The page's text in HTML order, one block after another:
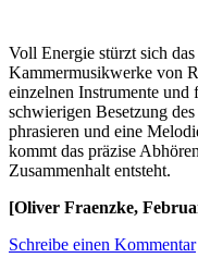
Voll Energie stürzt sich
Kammermusikwerke von
einzelnen Instrumente
schwierigen Besetzung
phrasieren und eine
kommt das präzise
Zusammenhalt entsteht.
[Oliver Fraenzke,
Schreibe einen Kommentar